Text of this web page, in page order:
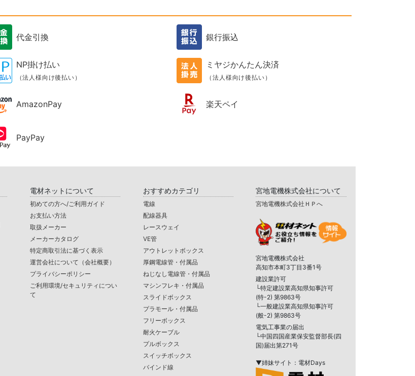
代金引換 銀行振込
NP掛け払い
（法人様向け後払い）
ミヤジかんたん決済
（法人様向け後払い）
AmazonPay 楽天ペイ
PayPay
電材ネットについて
初めての方へ/ご利用ガイド
お支払い方法
取扱メーカー
メーカーカタログ
特定商取引法に基づく表示
運営会社について（会社概要）
プライバシーポリシー
ご利用環境/セキュリティについ
て
おすすめカテゴリ
電線
配線器具
レースウェイ
VE管
アウトレットボックス
厚鋼電線管・付属品
ねじなし電線管・付属品
マシンフレキ・付属品
スライドボックス
プラモール・付属品
フリーボックス
耐火ケーブル
プルボックス
スイッチボックス
バインド線
宮地電機株式会社について
宮地電機株式会社ＨＰへ
宮地電機株式会社
高知市本町3丁目3番1号
建設業許可
└特定建設業高知県知事許可
(特-2) 第9863号
└一般建設業高知県知事許可
(般-2) 第9863号
電気工事業の届出
└中国四国産業保安監督部長(四
国)届出第271号
▼姉妹サイト：電材Days